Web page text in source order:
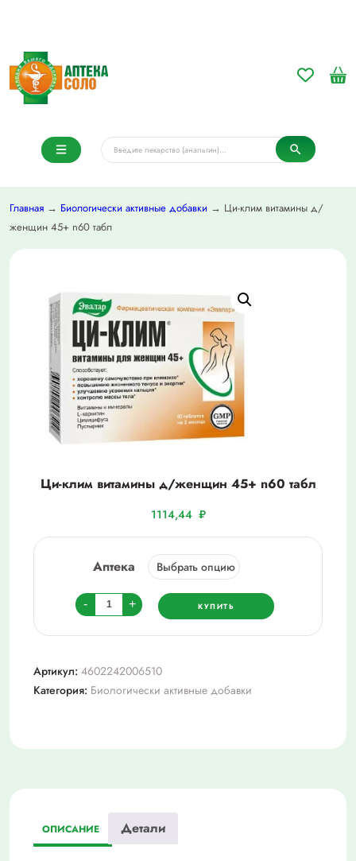
Главная → Биологически активные добавки → Ци-клим витамины д/
женщин 45+ n60 табл
Ци-клим витамины д/женщин 45+ n60 табл
1114,44 ₽
Аптека
-
Количество
товара
Ци-
витамины
д/
n60
+ КУПИТЬ
Артикул: 4602242006510
Категория: Биологически активные добавки
ОПИСАНИЕ Детали